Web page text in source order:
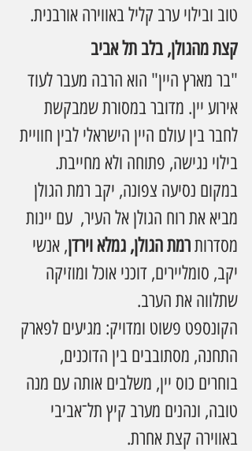
טוב ובילוי ערב קליל באווירה אורבנית.
קצת מהגולן, בלב תל אביב
"בר מארץ היין" הוא הרבה מעבר לעוד
אירוע יין. מדובר במסורת שמבקשת
לחבר בין עולם היין הישראלי לבין חוויית
בילוי נגישה, פתוחה ולא מחייבת.
במקום נסיעה צפונה, יקב רמת הגולן
מביא את רוח הגולן אל העיר,  עם יינות
מסדרות רמת הגולן, גמלא וירדן, אנשי
יקב, סומליירים, דוכני אוכל ומוזיקה
שתלווה את הערב.
הקונספט פשוט ומדויק: מגיעים לפארק
התחנה, מסתובבים בין הדוכנים,
בוחרים כוס יין, משלבים אותה עם מנה
טובה, ונהנים מערב קיץ תל־אביבי
באווירה קצת אחרת.